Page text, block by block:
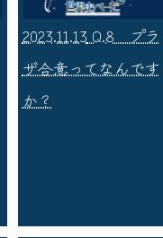
2023.11.13 Q.8 プラ
ザ合意ってなんです
か？